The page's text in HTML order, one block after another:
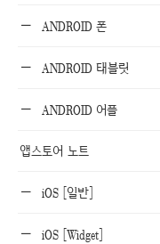
ANDROID 폰
ANDROID 태블릿
ANDROID 어플
앱스토어 노트
iOS [일반]
iOS [Widget]